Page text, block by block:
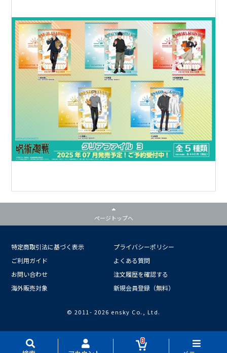
0
ページトップへ
特定商取引法に基づく表示
プライバシーポリシー
ご利用ガイド
よくある質問
お問い合わせ
注文履歴を確認する
海外販売対象
新規会員登録（無料）
© 2011- 2026 ensky Co., Ltd.